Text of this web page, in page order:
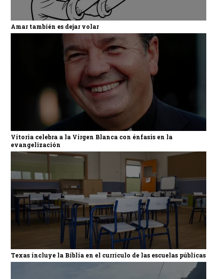
Amar también es dejar volar
Vitoria celebra a la Virgen Blanca con énfasis en la
evangelización
Texas incluye la Biblia en el currículo de las escuelas públicas